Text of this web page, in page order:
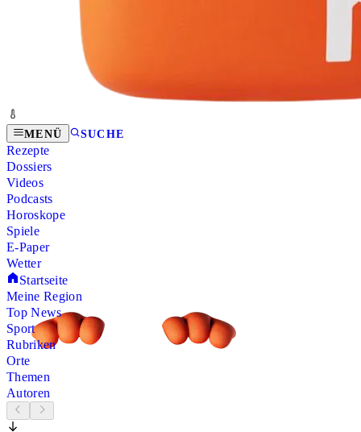
MENÜ SUCHE
Rezepte
Dossiers
Videos
Podcasts
Horoskope
Spiele
E-Paper
Wetter
Startseite
Meine Region
Top News
Sport
Rubriken
Orte
Themen
Autoren